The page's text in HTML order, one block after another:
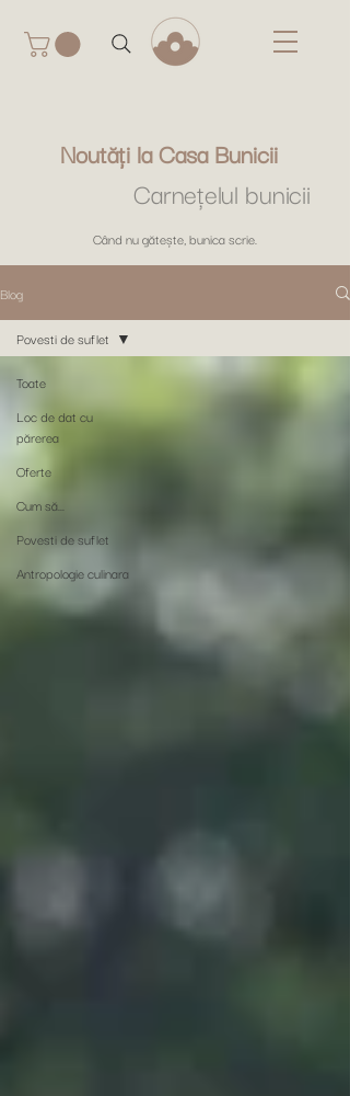
Noutăți la Casa Bunicii
Carnețelul bunicii
Când nu gătește, bunica scrie.
Blog
Toate
Loc de dat cu
părerea
Oferte
Cum să...
Povesti de suflet
Antropologie culinara
Povesti de suflet